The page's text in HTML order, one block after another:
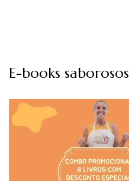
E-books saborosos